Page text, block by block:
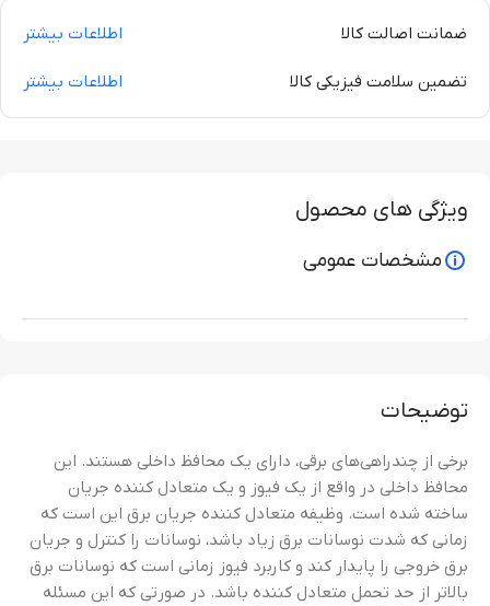
ضمانت اصالت کالا اطلاعات بیشتر
تضمین سلامت فیزیکی کالا اطلاعات بیشتر
توضیحات
برخی از چندراهی‌های برقی، دارای یک محافظ داخلی هستند. این
محافظ داخلی در واقع از یک فیوز و یک متعادل کننده جریان
ساخته شده است. وظیفه متعادل کننده جریان برق این است که
زمانی که شدت نوسانات برق زیاد باشد، نوسانات را کنترل و جریان
برق خروجی را پایدار کند و کاربرد فیوز زمانی است که نوسانات برق
بالاتر از حد تحمل متعادل کننده باشد. در صورتی که این مسئله
ویژگی های محصول
مشخصات عمومی